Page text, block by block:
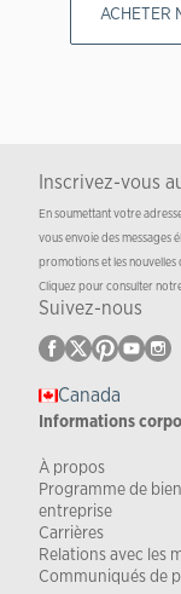
ACHETER
Inscrivez-vous
En soumettant votre
vous envoie des messages
promotions et les
Cliquez pour consulter
Suivez-nous
Canada
Informations
À propos
Programme de
entreprise
Carrières
Relations avec les
Communiqués de